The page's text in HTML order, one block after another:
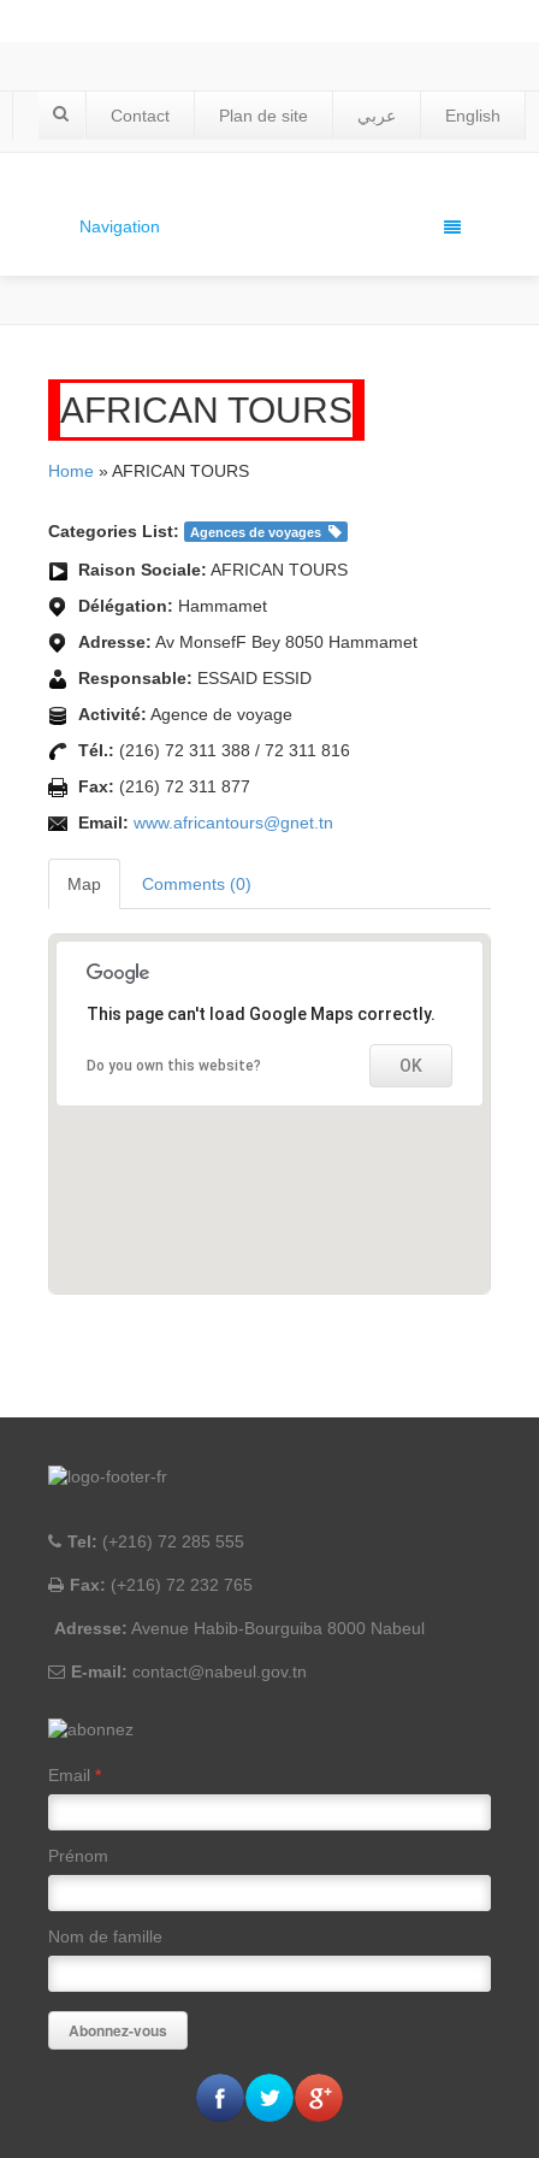
Contact Plan de site عربي English
Navigation
AFRICAN TOURS
Home » AFRICAN TOURS
Categories List: Agences de voyages
Raison Sociale: AFRICAN TOURS
Délégation: Hammamet
Adresse: Av MonsefF Bey 8050 Hammamet
Responsable: ESSAID ESSID
Activité: Agence de voyage
Tél.: (216) 72 311 388 / 72 311 816
Fax: (216) 72 311 877
Email: www.africantours@gnet.tn
Map Comments (0)
This page can't load Google Maps correctly.
Do you own this website? OK
Tel: (+216) 72 285 555
Fax: (+216) 72 232 765
Adresse: Avenue Habib-Bourguiba 8000 Nabeul
E-mail: contact@nabeul.gov.tn
Email *
Prénom
Nom de famille